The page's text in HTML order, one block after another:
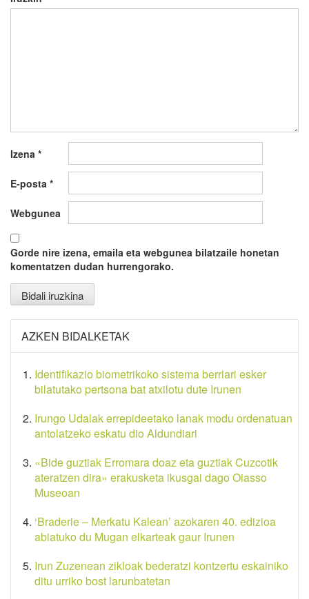
Izena *
E-posta *
Webgunea
Gorde nire izena, emaila eta webgunea bilatzaile honetan
komentatzen dudan hurrengorako.
AZKEN BIDALKETAK
Identifikazio biometrikoko sistema berriari esker
bilatutako pertsona bat atxilotu dute Irunen
Irungo Udalak errepideetako lanak modu ordenatuan
antolatzeko eskatu dio Aldundiari
«Bide guztiak Erromara doaz eta guztiak Cuzcotik
ateratzen dira» erakusketa ikusgai dago Oiasso
Museoan
‘Braderie – Merkatu Kalean’ azokaren 40. edizioa
abiatuko du Mugan elkarteak gaur Irunen
Irun Zuzenean zikloak bederatzi kontzertu eskainiko
ditu urriko bost larunbatetan